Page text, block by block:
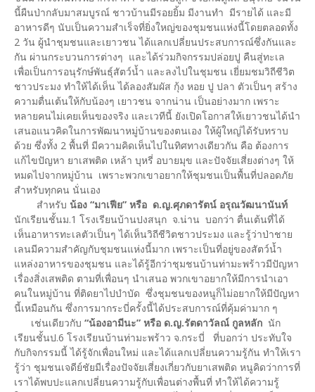
นี้ผืนป่ากลับมาสมบูรณ์ ชาวบ้านมีรอยยิ้ม มีงานทำ มีรายได้ และมี
อาหารดีๆ นับเป็นความสำเร็จที่ยิ่งใหญ่ของชุมชนแห่งนี้โดยตลอดทั้ง
2 วัน ผู้นำชุมชนและเยาวชน ได้แลกเปลี่ยนประสบการณ์ซึ่งกันและ
กัน ผ่านกระบวนการต่างๆ และได้ร่วมกิจกรรมปล่อยปู คืนสู่ทะเล
เพื่อเป็นการอนุรักษ์พันธุ์สัตว์น้ำ และลงไปในชุมชน เยี่ยมชมวิถีชีวิต
ชาวประมง ทำให้ได้เห็น ได้ลองสัมผัส กุ้ง หอย ปู ปลา ตัวเป็นๆ สร้าง
ความตื่นเต้นให้กับน้องๆ เยาวชน จากน่าน เป็นอย่างมาก เพราะ
หลายคนไม่เคยเห็นของจริง และเวทีนี้ ยังเปิดโอกาสให้เยาวชนได้นำ
เสนอแนวคิดในการพัฒนาหมู่บ้านของตนเอง ให้ผู้ใหญ่ได้รับทราบ
ด้วย ซึ่งทั้ง 2 พื้นที่ มีความคิดเห็นไปในทิศทางเดียวกัน คือ ต้องการ
แก้ไขปัญหา ยาเสพติด เหล้า บุหรี่ อบายมุข และปัจจัยเสี่ยงต่างๆ ให้
หมดไปจากหมู่บ้าน เพราะพวกเขาอยากให้ชุมชนเป็นพื้นที่ปลอดภัย
สำหรับทุกคน นั่นเอง
สำหรับ น้อง “มาเฟีย” หรือ ด.ญ.ศุภดารัตน์ อรุณวัฒนานันท์
นักเรียนชั้นม.1 โรงเรียนบ้านปงสนุก จ.น่าน บอกว่า ตื่นเต้นที่ได้
เห็นอาหารทะเลตัวเป็นๆ ได้เห็นวิถีชีวิตชาวประมง และรู้ว่าป่าชาย
เลนมีความสำคัญกับชุมชนแห่งนี้มาก เพราะเป็นที่อยู่ของสัตว์น้ำ
แหล่งอาหารของชุมชน และได้รู้อีกว่าชุมชนบ้านท่ามะพร้าวมีปัญหา
เรื่องสิ่งเสพติด ตามที่เพื่อนๆ นำเสนอ พวกเขาอยากให้มีการนำเอา
คนในหมู่บ้าน ที่ติดยาไปบำบัด ซึ่งชุมชนของหนูก็ไม่อยากให้มีปัญหา
นี้เหมือนกัน ซึ่งการมากระบี่ครั้งนี้ได้ประสบการณ์ที่คุ้มค่ามาก ๆ
เช่นเดียวกับ “น้องอามีนะ” หรือ ด.ญ.รัตดาวัลณ์ กูลหลัก นัก
เรียนชั้นป.6 โรงเรียนบ้านท่ามะพร้าว จ.กระบี่ ที่บอกว่า ประทับใจ
กับกิจกรรมนี้ ได้รู้จักเพื่อนใหม่ และได้แลกเปลี่ยนความรู้กัน ทำให้เรา
รู้ว่า ชุมชนเจดีย์ชัยมีเรื่องปัจจัยเสี่ยงเกี่ยวกับยาเสพติด หนูคิดว่าการที่
เราได้พบปะแลกเปลี่ยนความรู้กับเพื่อนต่างพื้นที่ ทำให้ได้ความรู้